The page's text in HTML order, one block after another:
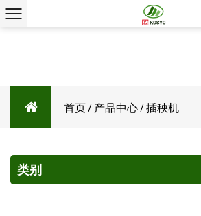
首页 / 产品中心 / 插秧机
类别